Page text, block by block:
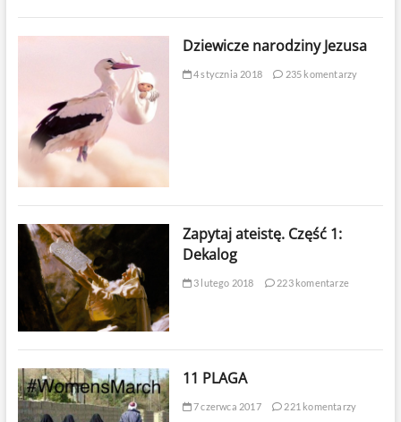
Dziewicze narodziny Jezusa
4 stycznia 2018 235 komentarzy
Zapytaj ateistę. Część 1:
Dekalog
3 lutego 2018 223 komentarze
11 PLAGA
7 czerwca 2017 221 komentarzy